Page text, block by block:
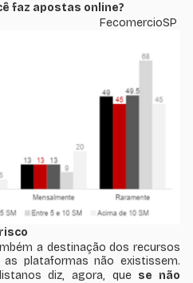
faz apostas online?
a destinação dos recursos
plataformas não existissem.
diz, agora, que se não